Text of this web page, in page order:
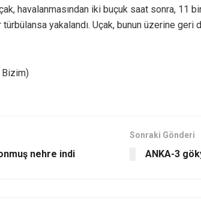
havalanmasından iki buçuk saat sonra, 11
yakalandı. Uçak, bunun üzerine geri
Bizim)
nehre indi
Sonraki Gönderi
ANKA-3